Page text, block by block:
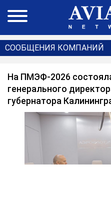
СООБЩЕНИЯ КОМПАНИЙ
На ПМЭФ-2026
генерального
губернатора